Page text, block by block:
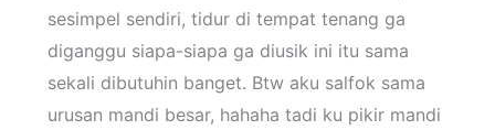
sesimpel sendiri, tidur di tempat tenang ga
diganggu siapa-siapa ga diusik ini itu sama
sekali dibutuhin banget. Btw aku salfok sama
urusan mandi besar, hahaha tadi ku pikir mandi